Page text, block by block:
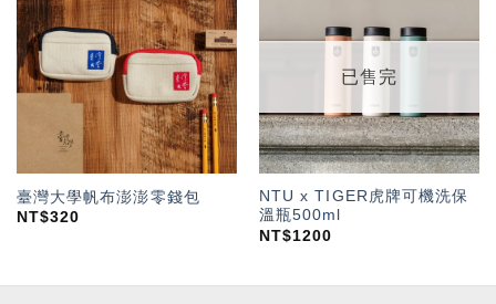
加入
「願
望輕
單」
臺灣大學帆布澎澎零錢包
NT$320
望輕
已售完
NTU x TIGER虎牌可機洗保
溫瓶500ml
NT$1200